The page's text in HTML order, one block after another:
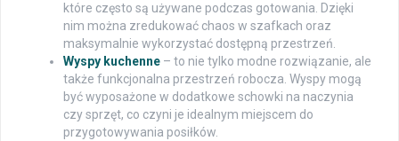
które często są używane podczas gotowania. Dzięki
nim można zredukować chaos w szafkach oraz
maksymalnie wykorzystać dostępną przestrzeń.
Wyspy kuchenne – to nie tylko modne rozwiązanie, ale
także funkcjonalna przestrzeń robocza. Wyspy mogą
być wyposażone w dodatkowe schowki na naczynia
czy sprzęt, co czyni je idealnym miejscem do
przygotowywania posiłków.